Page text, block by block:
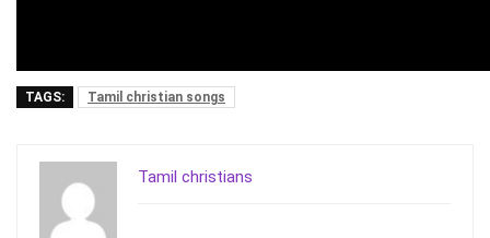
TAGS: Tamil christian songs
Tamil christians